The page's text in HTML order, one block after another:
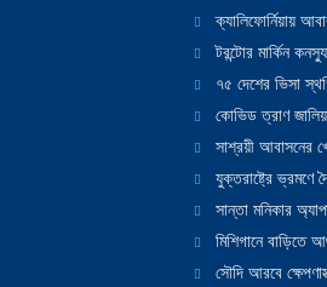
ক্যালিফোর্নিয়ায়
টরন্টোর মার্কিন
৭৫ দেশের ভিসা
কোভিড ত্রাণ
সাশ্রয়ী আবাসনের
যুক্তরাষ্ট্রে ভ্রমণে
সান্তা মনিকার
মিশিগানে বাড়িতে
সৌদি আরবে